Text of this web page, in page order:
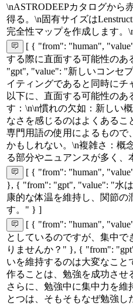
\nASTRODEEPカタログから
得る。\n固有サイズは
完全性マップを作成します。
[ { "from": "human",
する際に直面する可能性の
"gpt", "value": "新しいコンセ
イティングであると同時にチ
以下に、直面する可能性のあ
す：\n\n慣れの欠如：新しい
なさを感じるのはよくある
専門用語の使用によるもので
かもしれない。\n複雑さ：概
る部分やニュアンスが多く、
[ { "from": "human",
}, { "from": "gpt", "value": "水
康的な体温を維持し、関節の
す。" } ]
[ { "from": "human",
としているのですが、集中
りませんか？" }, { "from":
いを維持するのは大変なこと
作ることは、勉強を成功させ
さらに、勉強中に集中力を
とつは、そもそもなぜ勉強し